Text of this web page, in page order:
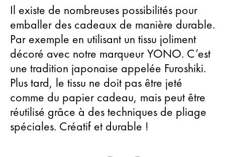
Il existe de nombreuses possibilités pour
emballer des cadeaux de manière durable.
Par exemple en utilisant un tissu joliment
décoré avec notre marqueur YONO. C’est
une tradition japonaise appelée Furoshiki.
Plus tard, le tissu ne doit pas être jeté
comme du papier cadeau, mais peut être
réutilisé grâce à des techniques de pliage
spéciales. Créatif et durable !